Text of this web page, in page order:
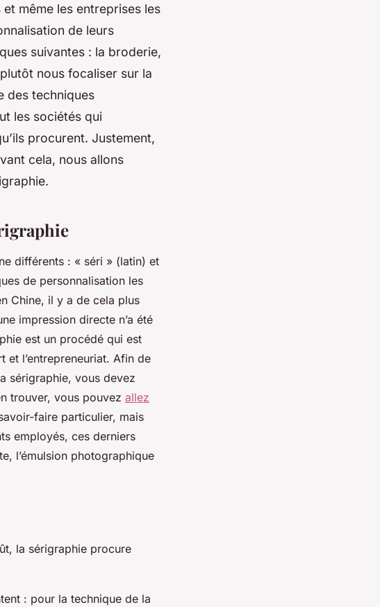
même les entreprises les
de leurs
suivantes : la broderie,
nous focaliser sur la
des techniques
les sociétés qui
procurent. Justement,
cela, nous allons
différents : « séri » (latin) et
de personnalisation les
Chine, il y a de cela plus
impression directe n’a été
est un procédé qui est
et l’entrepreneuriat. Afin de
sérigraphie, vous devez
trouver, vous pouvez allez
faire particulier, mais
employés, ces derniers
l’émulsion photographique
la sérigraphie procure
: pour la technique de la